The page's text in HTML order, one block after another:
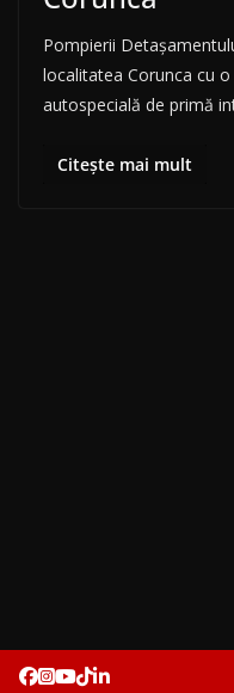
Pompierii
localitatea Corunca cu
autospecială de primă
Citește mai mult